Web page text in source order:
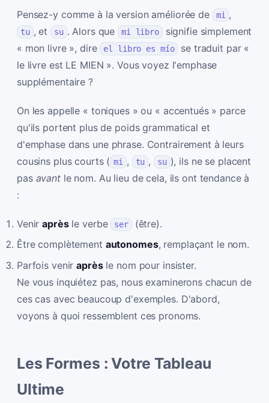
Pensez-y comme à la version améliorée de mi ,
tu , et su . Alors que mi libro signifie simplement
« mon livre », dire el libro es mío
se traduit par «
le livre est LE MIEN ». Vous voyez l'emphase
supplémentaire ?
On les appelle « toniques » ou « accentués » parce
qu'ils portent plus de poids grammatical et
d'emphase dans une phrase. Contrairement à leurs
cousins plus courts ( mi , tu , su ), ils ne se placent
pas avantle nom. Au lieu de cela, ils ont tendance à
:
Veniraprèsle verbe ser (être).
Être complètement autonomes, remplaçant le nom.
Parfois veniraprèsle nom pour insister.
Ne vous inquiétez pas, nous examinerons chacun de
ces cas avec beaucoup d'exemples. D'abord,
voyons à quoi ressemblent ces pronoms.
Les Formes : Votre Tableau
Ultime